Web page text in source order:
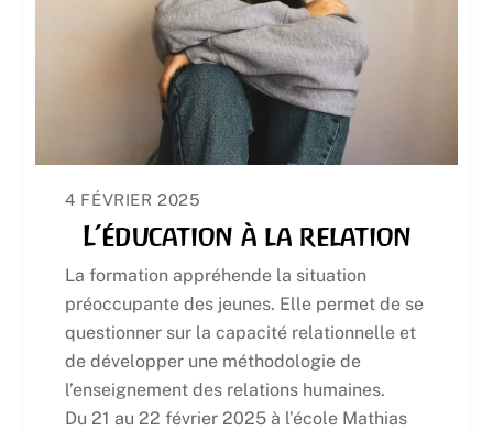
4 FÉVRIER 2025
L’éducation à la relation
La formation appréhende la situation
préoccupante des jeunes. Elle permet de se
questionner sur la capacité relationnelle et
de développer une méthodologie de
l’enseignement des relations humaines.
Du 21 au 22 février 2025 à l’école Mathias